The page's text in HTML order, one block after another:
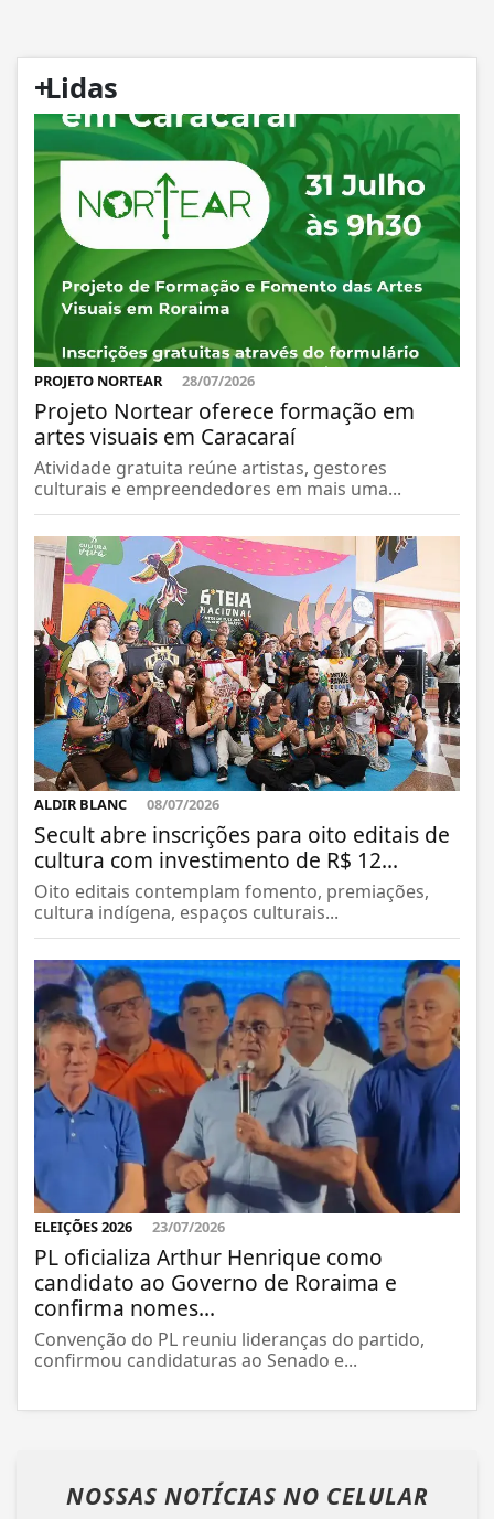
+
Lidas
PROJETO NORTEAR 28/07/2026
Projeto Nortear oferece formação em
artes visuais em Caracaraí
Atividade gratuita reúne artistas, gestores
culturais e empreendedores em mais uma...
ALDIR BLANC 08/07/2026
Secult abre inscrições para oito editais de
cultura com investimento de R$ 12...
Oito editais contemplam fomento, premiações,
cultura indígena, espaços culturais...
ELEIÇÕES 2026 23/07/2026
PL oficializa Arthur Henrique como
candidato ao Governo de Roraima e
confirma nomes...
Convenção do PL reuniu lideranças do partido,
confirmou candidaturas ao Senado e...
NOSSAS NOTÍCIAS NO CELULAR